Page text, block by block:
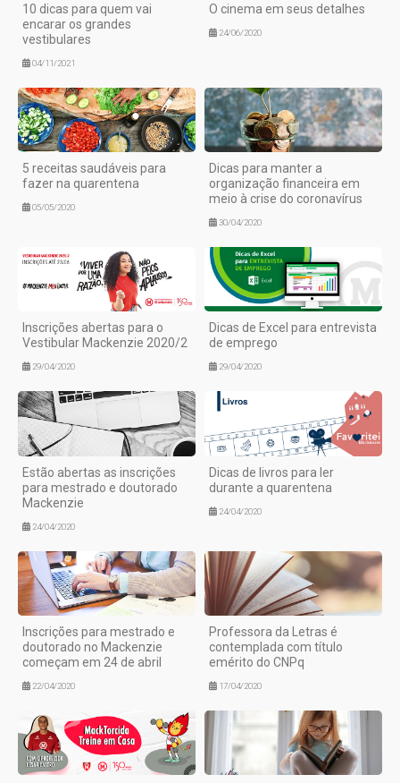
10 dicas para quem vai
encarar os grandes
vestibulares
04/11/2021
O cinema em seus detalhes
24/06/2020
5 receitas saudáveis para
fazer na quarentena
05/05/2020
Dicas para manter a
organização financeira em
meio à crise do coronavírus
30/04/2020
Inscrições abertas para o
Vestibular Mackenzie 2020/2
29/04/2020
Dicas de Excel para entrevista
de emprego
29/04/2020
Estão abertas as inscrições
para mestrado e doutorado
Mackenzie
24/04/2020
Dicas de livros para ler
durante a quarentena
24/04/2020
Inscrições para mestrado e
doutorado no Mackenzie
começam em 24 de abril
22/04/2020
Professora da Letras é
contemplada com título
emérito do CNPq
17/04/2020